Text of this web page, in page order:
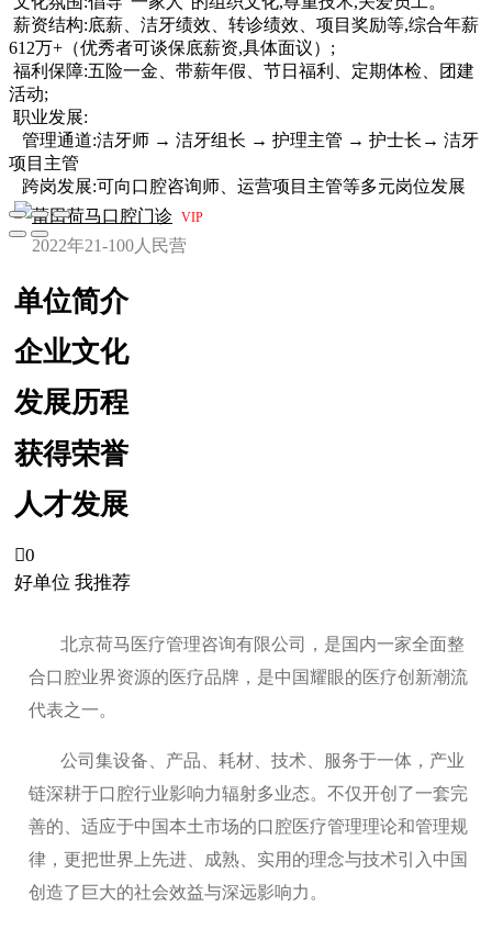
薪资结构:底薪、洁牙绩效、转诊绩效、项目奖励等,综合年薪
612万+（优秀者可谈保底薪资,具体面议）;
福利保障:五险一金、带薪年假、节日福利、定期体检、团建
活动;
职业发展:
管理通道:洁牙师 → 洁牙组长 → 护理主管 → 护士长→ 洁牙
项目主管
跨岗发展:可向口腔咨询师、运营项目主管等多元岗位发展
莆田荷马口腔门诊 VIP
2022年21-100人 民营
单位简介
企业文化
发展历程
获得荣誉
人才发展
0
好单位 我推荐
北京荷马医疗管理咨询有限公司，是国内一家全面整
合口腔业界资源的医疗品牌，是中国耀眼的医疗创新潮流
代表之一。
公司集设备、产品、耗材、技术、服务于一体，产业
链深耕于口腔行业影响力辐射多业态。不仅开创了一套完
善的、适应于中国本土市场的口腔医疗管理理论和管理规
律，更把世界上先进、成熟、实用的理念与技术引入中国
创造了巨大的社会效益与深远影响力。